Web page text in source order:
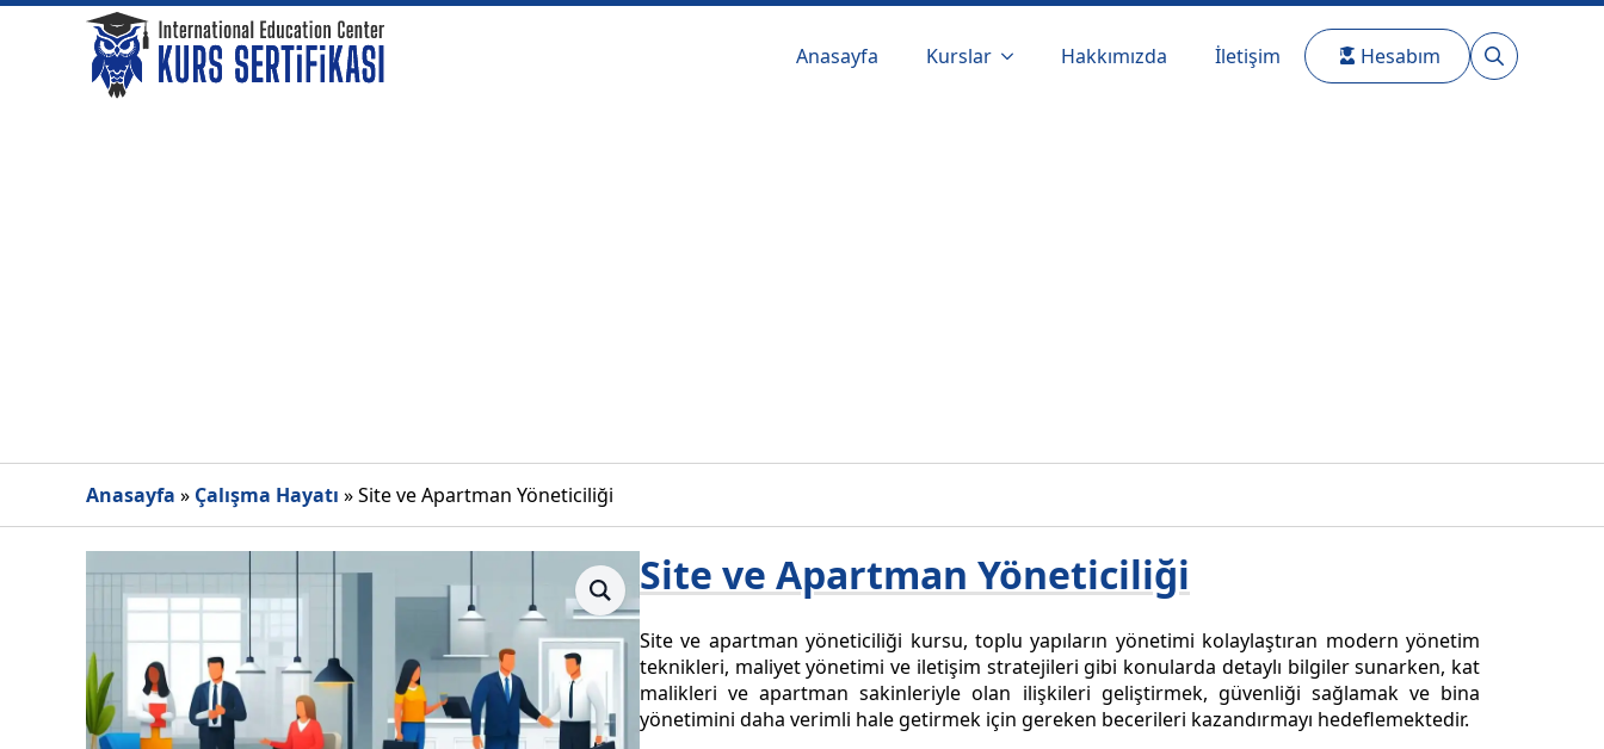
Anasayfa Kurslar Hakkımızda İletişim
Hesabım
Anasayfa » Çalışma Hayatı »Site ve Apartman Yöneticiliği
Site ve Apartman Yöneticiliği
Site ve apartman yöneticiliği kursu, toplu yapıların yönetimi kolaylaştıran modern yönetim
teknikleri, maliyet yönetimi ve iletişim stratejileri gibi konularda detaylı bilgiler sunarken, kat
malikleri ve apartman sakinleriyle olan ilişkileri geliştirmek, güvenliği sağlamak ve bina
yönetimini daha verimli hale getirmek için gereken becerileri kazandırmayı hedeflemektedir.